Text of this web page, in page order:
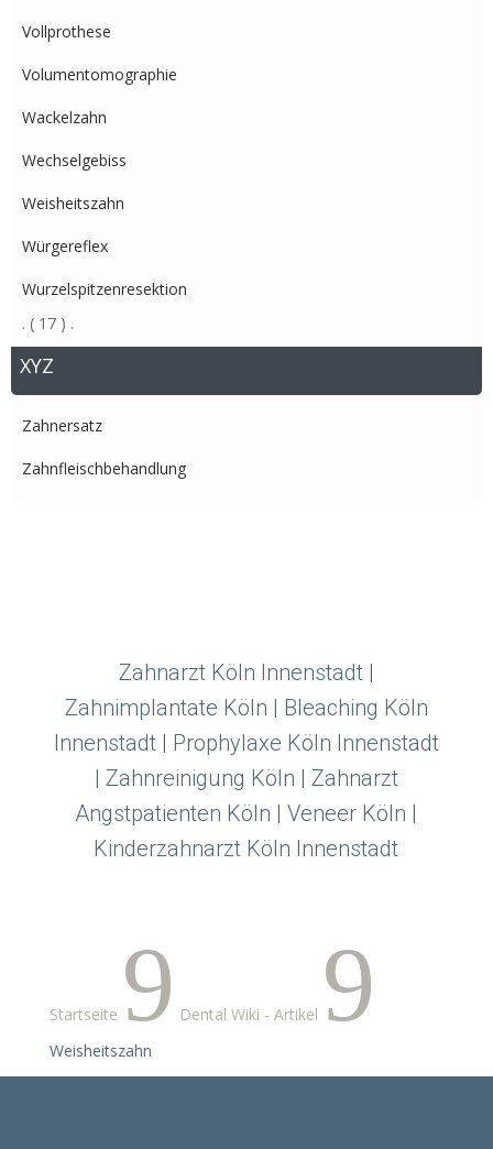
Vollprothese
Volumentomographie
Wackelzahn
Wechselgebiss
Weisheitszahn
Würgereflex
Wurzelspitzenresektion
. ( 17 ) .
XYZ
Zahnersatz
Zahnfleischbehandlung
Zahnarzt Köln Innenstadt |
Zahnimplantate Köln | Bleaching Köln
Innenstadt | Prophylaxe Köln Innenstadt
| Zahnreinigung Köln | Zahnarzt
Angstpatienten Köln | Veneer Köln |
Kinderzahnarzt Köln Innenstadt
Startseite 9 Dental Wiki - Artikel 9
Weisheitszahn